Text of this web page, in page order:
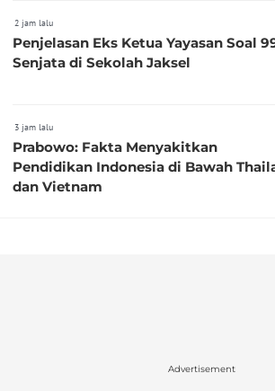
2 jam lalu
Penjelasan Eks Ketua Yayasan Soal
Senjata di Sekolah Jaksel
3 jam lalu
Prabowo: Fakta Menyakitkan
Pendidikan Indonesia di Bawah
dan Vietnam
Advertisement